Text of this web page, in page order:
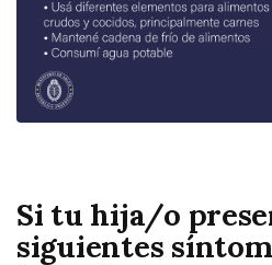
Si tu hija/o
siguientes